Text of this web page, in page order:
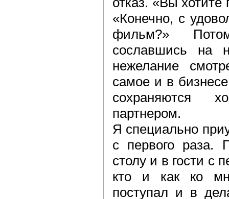
«Конечно, с
фильм?»
сославшись на
нежелание
самое и в
сохраняются
партнером.
Я специально
с первого раза.
столу и в гости с
кто и как ко
поступал и в